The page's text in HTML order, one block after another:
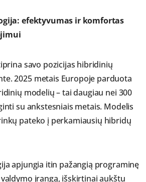
efektyvumas ir komfortas
savo pozicijas hibridinių
2025 metais Europoje parduota
modelių – tai daugiau nei 300
su ankstesniais metais. Modelis
pateko į perkamiausių hibridų
apjungia itin pažangią programinę
įrangą, išskirtinai aukštu